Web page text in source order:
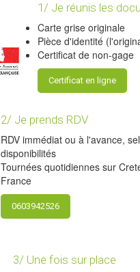
1/ Je réunis les
Carte grise originale
Pièce d'identité
Certificat de non-gage
Certificat en ligne
2/ Je prends RDV
RDV immédiat ou à l'avance,
disponibilités
Tournées quotidiennes sur
France
0603942526
3/ Une fois sur place